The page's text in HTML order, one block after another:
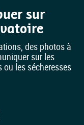
sur
des photos à
sur les
les sécheresses